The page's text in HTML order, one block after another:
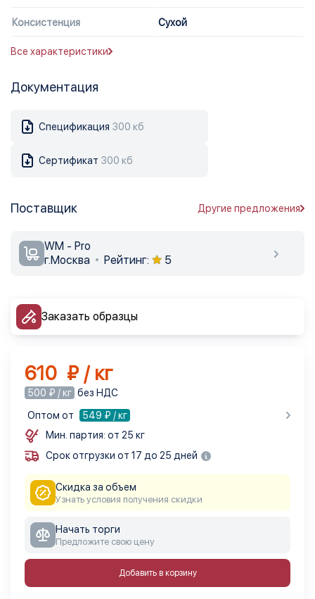
Консистенция Сухой
Все характеристики
Документация
Спецификация 300 кб
Сертификат 300 кб
Поставщик Другие предложения
WM - Pro
г.Москва
Рейтинг: 5
Заказать образцы
610 ₽ / кг
500 ₽ / кг без НДС
Оптом от
549 ₽ / кг
Мин. партия: от 25 кг
Срок отгрузки от 17 до 25 дней
Скидка за объем
Узнать условия получения скидки
Начать торги
Предложите свою цену
Добавить в корзину